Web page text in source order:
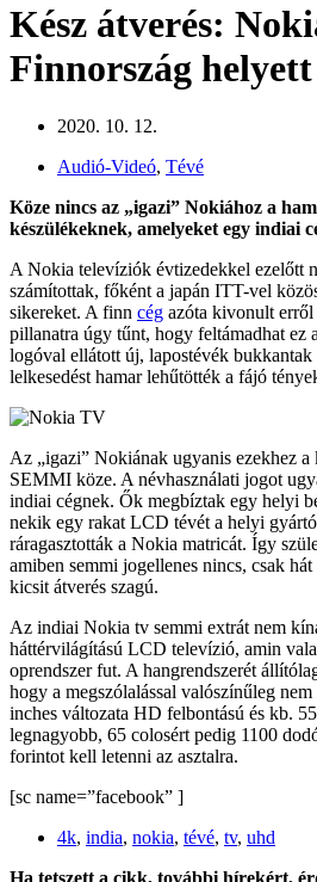
Kész átverés:
Finnország
2020. 10. 12.
Audió-Videó, Tévé
Köze nincs az „igazi” Nokiához a
készülékeknek, amelyeket egy indiai
A Nokia televíziók évtizedekkel ezelőtt
számítottak, főként a japán ITT-vel
sikereket. A finn cég azóta kivonult
pillanatra úgy tűnt, hogy feltámadhat ez
logóval ellátott új, lapostévék bukkantak
lelkesedést hamar lehűtötték a fájó
Az „igazi” Nokiának ugyanis ezekhez a
SEMMI köze. A névhasználati jogot
indiai cégnek. Ők megbíztak egy helyi
nekik egy rakat LCD tévét a helyi
ráragasztották a Nokia matricát. Így
amiben semmi jogellenes nincs, csak
kicsit átverés szagú.
Az indiai Nokia tv semmi extrát nem
háttérvilágítású LCD televízió, amin
oprendszer fut. A hangrendszerét
hogy a megszólalással valószínűleg
inches változata HD felbontású és kb.
legnagyobb, 65 colosért pedig 1100
forintot kell letenni az asztalra.
[sc name=”facebook” ]
4k, india, nokia, tévé, tv, uhd